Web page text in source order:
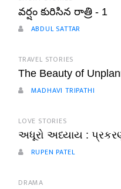
వర్షం కురిసిన రాత్రి - 1
ABDUL SATTAR
TRAVEL STORIES
The Beauty of
MADHAVI TRIPATHI
LOVE STORIES
અધૂરો અધ્યાય :
RUPEN PATEL
DRAMA